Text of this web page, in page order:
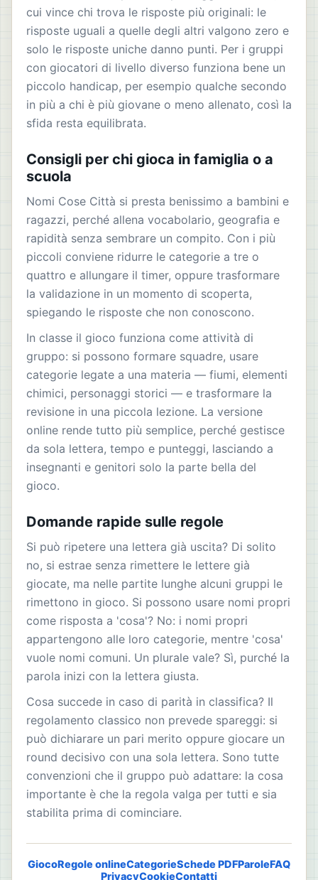
cui vince chi trova le risposte più originali: le
risposte uguali a quelle degli altri valgono zero e
solo le risposte uniche danno punti. Per i gruppi
con giocatori di livello diverso funziona bene un
piccolo handicap, per esempio qualche secondo
in più a chi è più giovane o meno allenato, così la
sfida resta equilibrata.
Consigli per chi gioca in famiglia o a
scuola
Nomi Cose Città si presta benissimo a bambini e
ragazzi, perché allena vocabolario, geografia e
rapidità senza sembrare un compito. Con i più
piccoli conviene ridurre le categorie a tre o
quattro e allungare il timer, oppure trasformare
la validazione in un momento di scoperta,
spiegando le risposte che non conoscono.
In classe il gioco funziona come attività di
gruppo: si possono formare squadre, usare
categorie legate a una materia — fiumi, elementi
chimici, personaggi storici — e trasformare la
revisione in una piccola lezione. La versione
online rende tutto più semplice, perché gestisce
da sola lettera, tempo e punteggi, lasciando a
insegnanti e genitori solo la parte bella del
gioco.
Domande rapide sulle regole
Si può ripetere una lettera già uscita? Di solito
no, si estrae senza rimettere le lettere già
giocate, ma nelle partite lunghe alcuni gruppi le
rimettono in gioco. Si possono usare nomi propri
come risposta a 'cosa'? No: i nomi propri
appartengono alle loro categorie, mentre 'cosa'
vuole nomi comuni. Un plurale vale? Sì, purché la
parola inizi con la lettera giusta.
Cosa succede in caso di parità in classifica? Il
regolamento classico non prevede spareggi: si
può dichiarare un pari merito oppure giocare un
round decisivo con una sola lettera. Sono tutte
convenzioni che il gruppo può adattare: la cosa
importante è che la regola valga per tutti e sia
stabilita prima di cominciare.
GiocoRegole onlineCategorieSchede PDFParoleFAQ
PrivacyCookieContatti